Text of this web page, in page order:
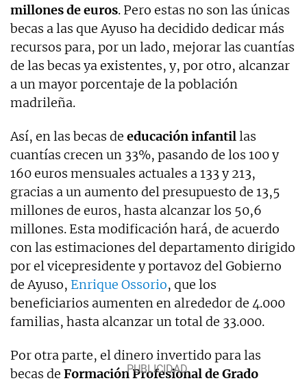
millones de euros. Pero estas no son las únicas
becas a las que Ayuso ha decidido dedicar más
recursos para, por un lado, mejorar las cuantías
de las becas ya existentes, y, por otro, alcanzar
a un mayor porcentaje de la población
madrileña.
Así, en las becas de educación infantillas
cuantías crecen un 33%, pasando de los 100 y
160 euros mensuales actuales a 133 y 213,
gracias a un aumento del presupuesto de 13,5
millones de euros, hasta alcanzar los 50,6
millones. Esta modificación hará, de acuerdo
con las estimaciones del departamento dirigido
por el vicepresidente y portavoz del Gobierno
de Ayuso, Enrique Ossorio, que los
beneficiarios aumenten en alrededor de 4.000
familias, hasta alcanzar un total de 33.000.
Por otra parte, el dinero invertido para las
becas de Formación Profesional de Grado